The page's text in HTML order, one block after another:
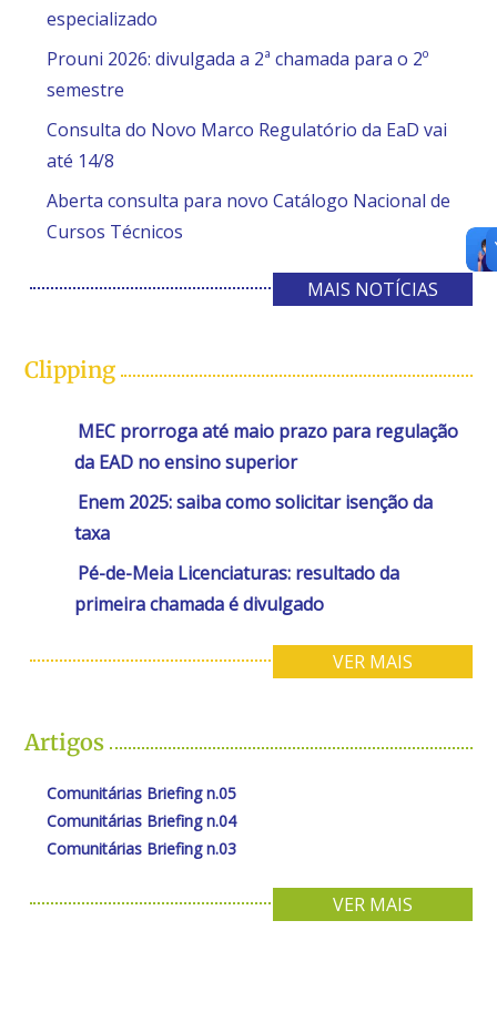
especializado
Prouni 2026: divulgada a 2ª chamada para o 2º
semestre
Consulta do Novo Marco Regulatório da EaD vai
até 14/8
Aberta consulta para novo Catálogo Nacional de
Cursos Técnicos
MAIS NOTÍCIAS
Clipping
MEC prorroga até maio prazo para regulação
da EAD no ensino superior
Enem 2025: saiba como solicitar isenção da
taxa
Pé-de-Meia Licenciaturas: resultado da
primeira chamada é divulgado
VER MAIS
Artigos
Comunitárias Briefing n.05
Comunitárias Briefing n.04
Comunitárias Briefing n.03
VER MAIS